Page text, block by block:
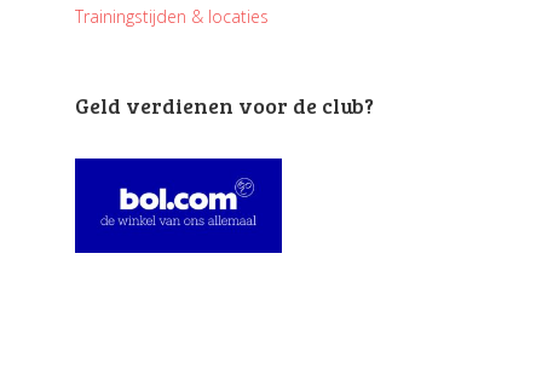
Trainingstijden & locaties
Geld verdienen voor de club?